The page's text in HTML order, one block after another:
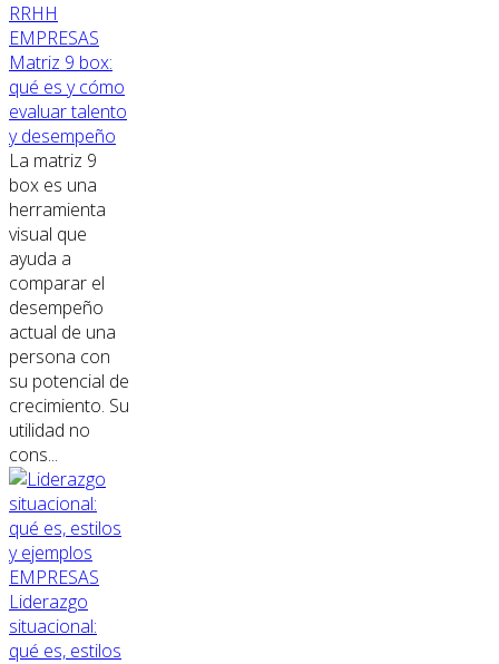
RRHH
EMPRESAS
Matriz 9 box:
qué es y cómo
evaluar talento
y desempeño
La matriz 9
box es una
herramienta
visual que
ayuda a
comparar el
desempeño
actual de una
persona con
su potencial de
crecimiento. Su
utilidad no
cons...
EMPRESAS
Liderazgo
situacional:
qué es, estilos